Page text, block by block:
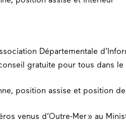
Départementale
gratuite pour tous dans le
venus d’Outre-Mer » au